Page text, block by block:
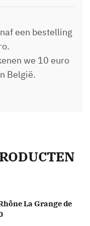
een bestelling
we 10 euro
België.
La Grange de